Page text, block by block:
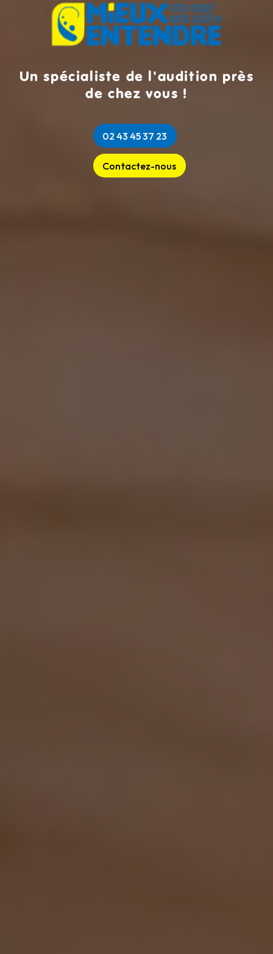
Un spécialiste de l'audition près
de chez vous !
02 43 45 37 23
Contactez-nous